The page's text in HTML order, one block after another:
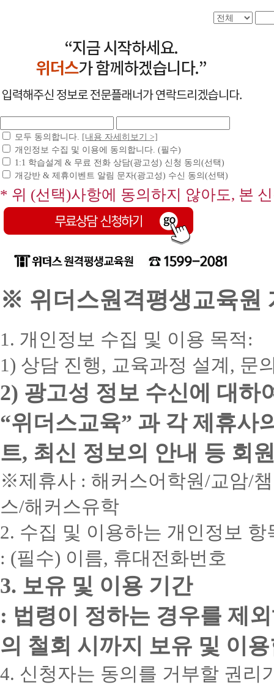
모두 동의합니다.
[내용 자세히보기 >]
개인정보 수집 및 이용에 동의합니다. (필수)
1:1 학습설계 & 무료 전화 상담(광고성) 신청 동의(선택)
개강반 & 제휴이벤트 알림 문자(광고성) 수신 동의(선택)
* 위 (선택)사항에 동의하지 않아도, 본
※ 위더스원격평생교육원
1. 개인정보 수집 및 이용 목적:
1) 상담 진행, 교육과정 설계, 문
2) 광고성 정보 수신에 대하
“위더스교육” 과 각 제휴사
트, 최신 정보의 안내 등 회
※제휴사 : 해커스어학원/교암/
스/해커스유학
2. 수집 및 이용하는 개인정보 항
: (필수) 이름, 휴대전화번호
3. 보유 및 이용 기간
: 법령이 정하는 경우를 제
의 철회 시까지 보유 및 이
4. 신청자는 동의를 거부할 권리